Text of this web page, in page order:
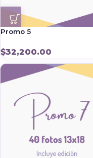
Promo 5
$32,200.00